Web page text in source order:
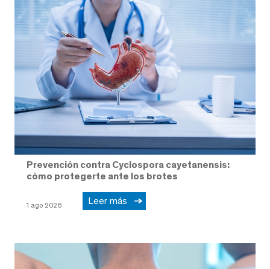
Prevención contra Cyclospora cayetanensis:
cómo protegerte ante los brotes
1 ago 2026 Leer más